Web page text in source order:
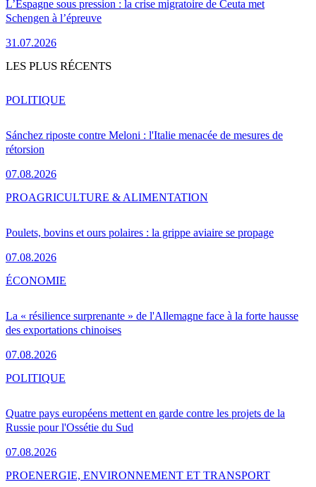
L’Espagne sous pression : la crise migratoire de Ceuta met
Schengen à l’épreuve
31.07.2026
LES PLUS RÉCENTS
Sánchez riposte contre Meloni : l'Italie menacée de mesures de
rétorsion
07.08.2026
POLITIQUE
Poulets, bovins et ours polaires : la grippe aviaire se propage
07.08.2026
PROAGRICULTURE & ALIMENTATION
La « résilience surprenante » de l'Allemagne face à la forte hausse
des exportations chinoises
07.08.2026
ÉCONOMIE
Quatre pays européens mettent en garde contre les projets de la
Russie pour l'Ossétie du Sud
07.08.2026
POLITIQUE
PROENERGIE, ENVIRONNEMENT ET TRANSPORT